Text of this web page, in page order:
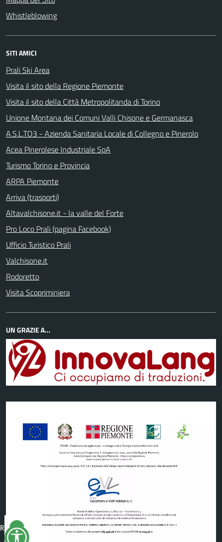
Whistleblowing
SITI AMICI
Prali Ski Area
Visita il sito della Regione Piemonte
Visita il sito della Città Metropolitanda di Torino
Unione Montana dei Comuni Valli Chisone e Germanasca
A.S.L.TO3 - Azienda Sanitaria Locale di Collegno e Pinerolo
Acea Pinerolese Industriale SpA
Turismo Torino e Provincia
ARPA Piemonte
Arriva (trasporti)
Altavalchisone.it - la valle del Forte
Pro Loco Prali (pagina Facebook)
Ufficio Turistico Prali
Valchisone.it
Rodoretto
Visita Scopriminiera
UN GRAZIE A...
Reimposta
tutto